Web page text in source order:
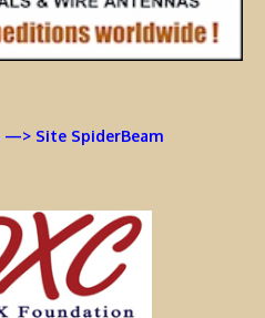
—> Site SpiderBeam